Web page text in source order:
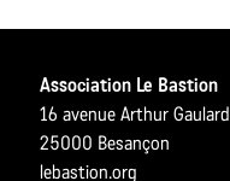
Association Le Bastion
16 avenue Arthur Gaulard
25000 Besançon
lebastion.org